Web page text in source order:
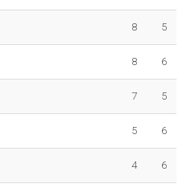
8 5
8 6
7 5
5 6
4 6